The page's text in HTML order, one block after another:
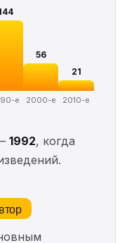
е
56
2000-е
21
2010-е
1992, когда